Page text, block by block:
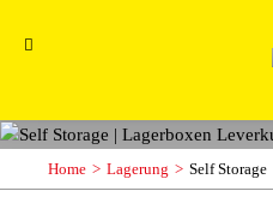
Home Lagerung Self Storage